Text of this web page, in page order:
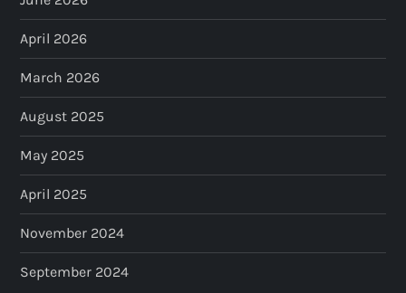
April 2026
March 2026
August 2025
May 2025
April 2025
November 2024
September 2024